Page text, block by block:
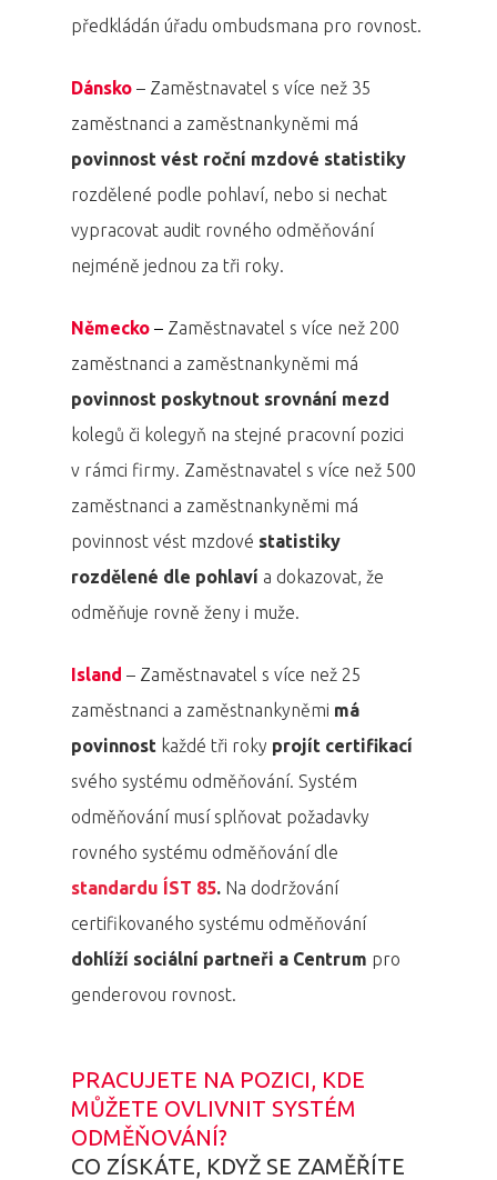
předkládán úřadu ombudsmana pro rovnost.
Dánsko – Zaměstnavatel s více než 35
zaměstnanci a zaměstnankyněmi má
povinnost vést roční mzdové statistiky
rozdělené podle pohlaví, nebo si nechat
vypracovat audit rovného odměňování
nejméně jednou za tři roky.
Německo – Zaměstnavatel s více než 200
zaměstnanci a zaměstnankyněmi má
povinnost poskytnout srovnání mezd
kolegů či kolegyň na stejné pracovní pozici
v rámci firmy. Zaměstnavatel s více než 500
zaměstnanci a zaměstnankyněmi má
povinnost vést mzdové statistiky
rozdělené dle pohlaví a dokazovat, že
odměňuje rovně ženy i muže.
Island – Zaměstnavatel s více než 25
zaměstnanci a zaměstnankyněmi má
povinnost každé tři roky projít certifikací
svého systému odměňování. Systém
odměňování musí splňovat požadavky
rovného systému odměňování dle
standardu ÍST 85. Na dodržování
certifikovaného systému odměňování
dohlíží sociální partneři a Centrum pro
genderovou rovnost.
PRACUJETE NA POZICI, KDE
MŮŽETE OVLIVNIT SYSTÉM
ODMĚŇOVÁNÍ?
CO ZÍSKÁTE, KDYŽ SE ZAMĚŘÍTE
PRO MÉDIA
Domů
Program 27.3.
Osobnosti
Dopad
Aktuality
Partneři
Vstupenky